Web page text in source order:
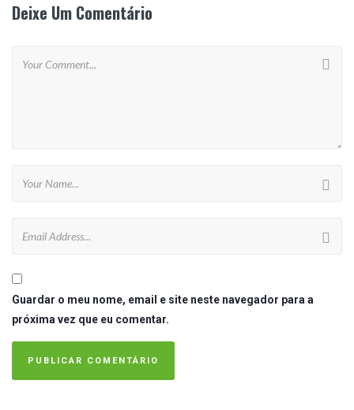
Deixe Um Comentário
Guardar o meu nome, email e site neste navegador para a
próxima vez que eu comentar.